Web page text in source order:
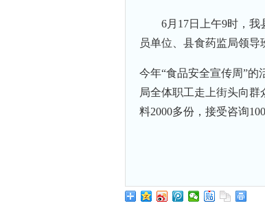
6月17日上午9时，
员单位、县食药监局领导
今年“食品安全宣传周”的
局全体职工走上街头向
料2000多份，接受咨询